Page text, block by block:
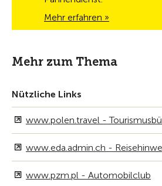
Mehr erfahren »
Mehr zum Thema
Nützliche Links
www.polen.travel -
www.eda.admin.ch -
www.pzm.pl - Automobilclub